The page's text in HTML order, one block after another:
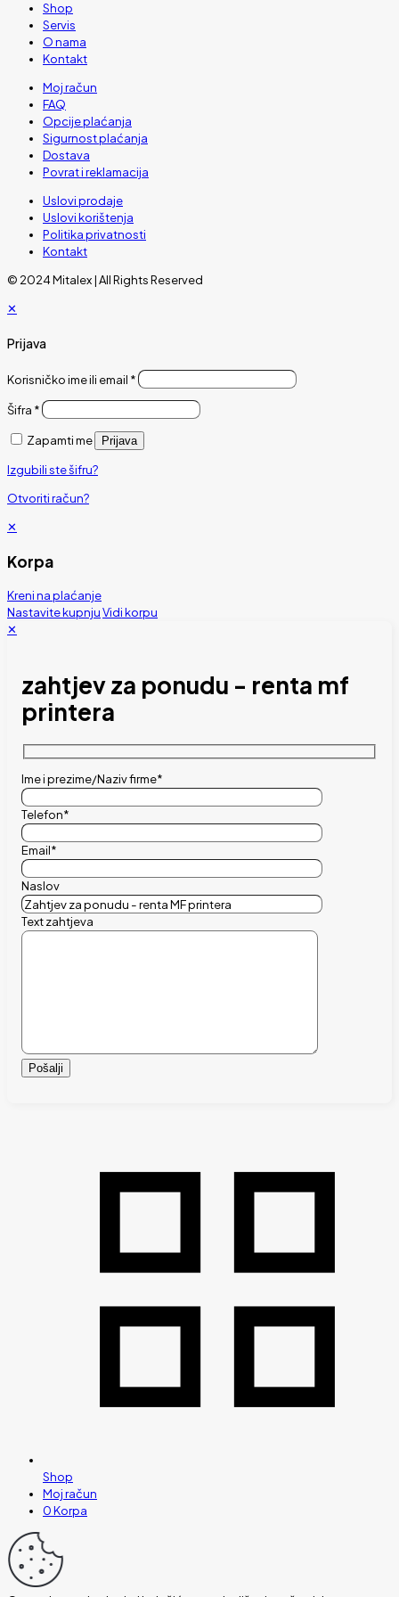
Shop
Servis
O nama
Kontakt
Moj račun
FAQ
Opcije plaćanja
Sigurnost plaćanja
Dostava
Povrat i reklamacija
Uslovi prodaje
Uslovi korištenja
Politika privatnosti
Kontakt
© 2024 Mitalex | All Rights Reserved
✕
Prijava
Korisničko ime ili email *
Šifra *
Zapamti me Prijava
Izgubili ste šifru?
Otvoriti račun?
✕
Korpa
Kreni na plaćanje
Nastavite kupnjuVidi korpu
✕
zahtjev za ponudu - renta mf
printera
Ime i prezime/Naziv firme*
Telefon*
Email*
Naslov
Text zahtjeva
Shop
Moj račun
0Korpa